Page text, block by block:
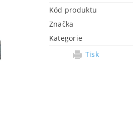
Kód produktu
Značka
Kategorie
Tisk